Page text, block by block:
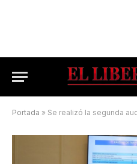
Portada » Se realizó la segunda